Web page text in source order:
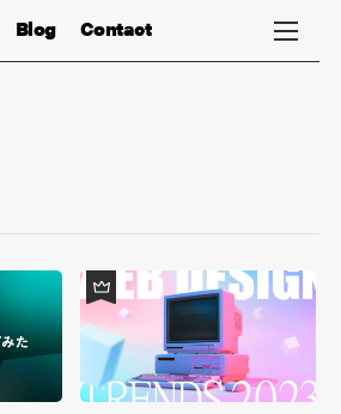
Contact
Blog